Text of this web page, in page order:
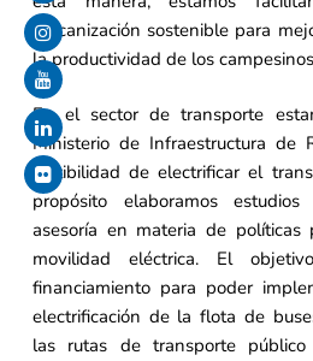
mecanización sostenible para
la productividad de los
En el sector de transporte
Ministerio de Infraestructura de
factibilidad de electrificar el
propósito elaboramos
asesoría en materia de
movilidad eléctrica. El
financiamiento para poder
electrificación de la flota de
las rutas de transporte